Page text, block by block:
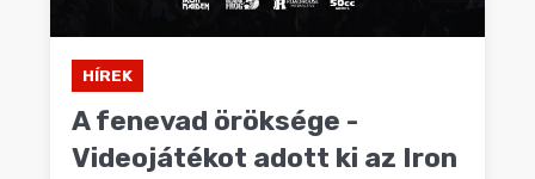
HÍREK
A fenevad öröksége -
Videojátékot adott ki az Iron